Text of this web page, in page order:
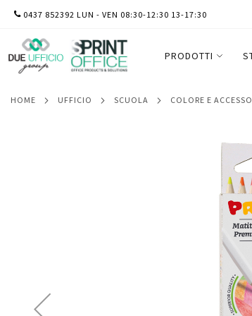
SALTA
CONTENUTO
0437 852392 LUN - VEN 08:30-12:30 13-17:30
PRODOTTI
HOME UFFICIO SCUOLA COLORE E
Matite colorate Minabella -
astuccio 6 pezzi